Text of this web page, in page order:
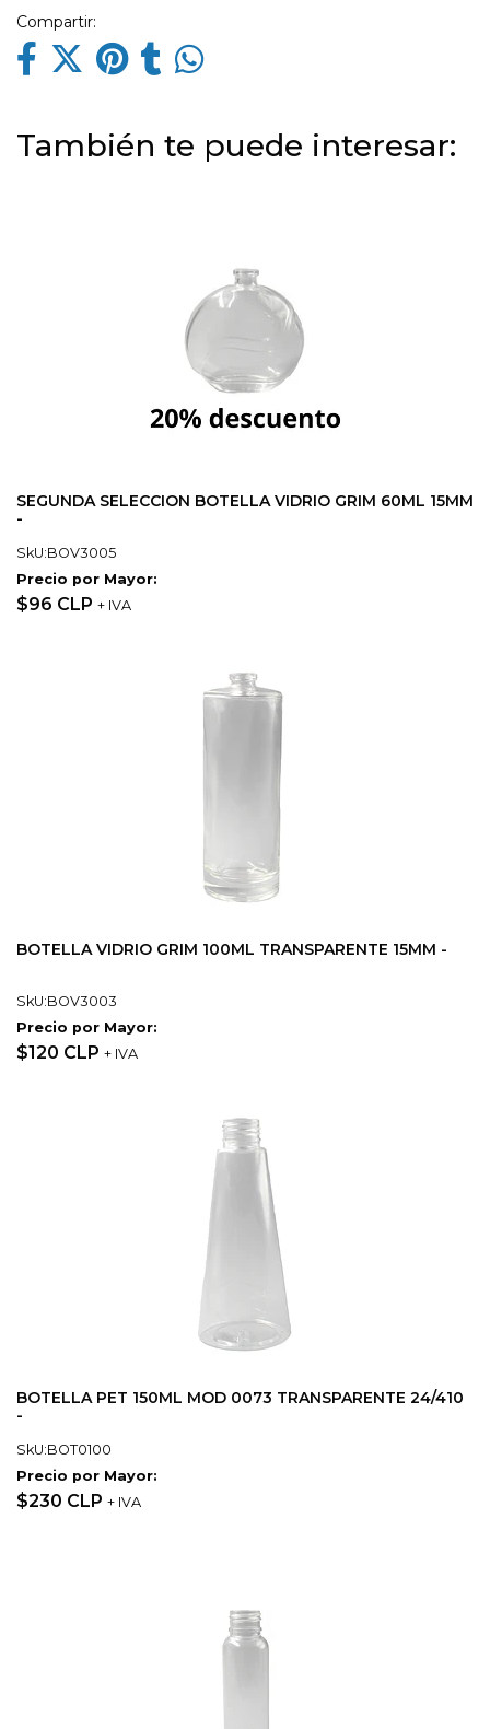
Compartir:
También te puede interesar:
SEGUNDA SELECCION BOTELLA VIDRIO GRIM 60ML 15MM
-
SkU:BOV3005
Precio por Mayor:
$96 CLP + IVA
BOTELLA VIDRIO GRIM 100ML TRANSPARENTE 15MM -
SkU:BOV3003
Precio por Mayor:
$120 CLP + IVA
BOTELLA PET 150ML MOD 0073 TRANSPARENTE 24/410
-
SkU:BOT0100
Precio por Mayor:
$230 CLP + IVA